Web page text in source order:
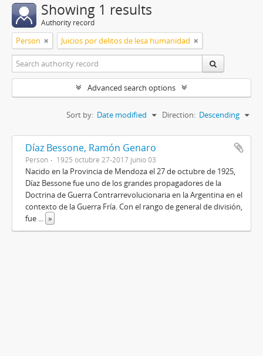
Showing 1 results
Authority record
Person Juicios por delitos de lesa humanidad
Advanced search options
Sort by: Date modified Direction: Descending
Díaz Bessone, Ramón Genaro
Person 1925 octubre 27-2017 junio 03
Nacido en la Provincia de Mendoza el 27 de octubre de 1925,
Díaz Bessone fue uno de los grandes propagadores de la
Doctrina de Guerra Contrarrevolucionaria en la Argentina en el
contexto de la Guerra Fría. Con el rango de general de división,
fue ... »